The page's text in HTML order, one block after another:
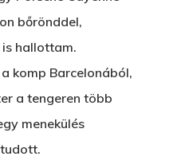
bőrönddel,
hallottam.
komp Barcelonából,
a tengeren több
menekülés
KI-BEJÁRAT
És Akkor A Balta
A Pitli
Wow Look At This!
About Salient